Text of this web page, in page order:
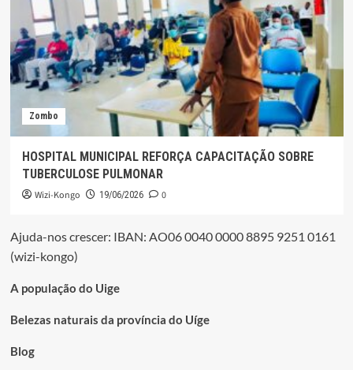
Zombo
HOSPITAL MUNICIPAL REFORÇA CAPACITAÇÃO SOBRE
TUBERCULOSE PULMONAR
Wizi-Kongo 19/06/2026 0
Ajuda-nos crescer: IBAN: AO06 0040 0000 8895 9251 0161
(wizi-kongo)
A população do Uige
Belezas naturais da província do Uíge
Blog